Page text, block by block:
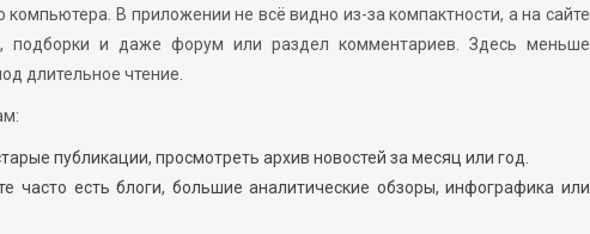
В приложении не всё видно из-за компактности, а на сайте
подборки и даже форум или раздел комментариев. Здесь меньше
длительное чтение.
публикации, просмотреть архив новостей за месяц или год.
часто есть блоги, большие аналитические обзоры, инфографика или